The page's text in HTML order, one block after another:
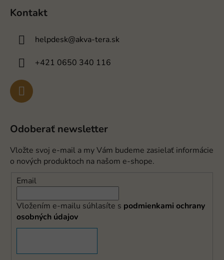
Kontakt
helpdesk@akva-tera.sk
+421 0650 340 116
Odoberať newsletter
Vložte svoj e-mail a my Vám budeme zasielať informácie
o nových produktoch na našom e-shope.
Email
Vložením e-mailu súhlasíte s podmienkami ochrany
osobných údajov